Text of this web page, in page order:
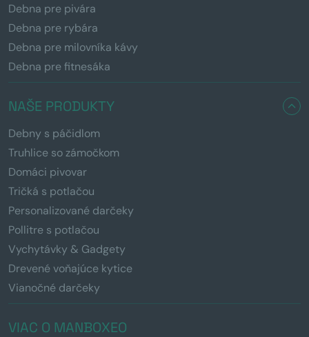
Debna pre pivára
Debna pre rybára
Debna pre milovníka kávy
Debna pre fitnesáka
NAŠE PRODUKTY
Debny s páčidlom
Truhlice so zámočkom
Domáci pivovar
Tričká s potlačou
Personalizované darčeky
Pollitre s potlačou
Vychytávky & Gadgety
Drevené voňajúce kytice
Vianočné darčeky
VIAC O MANBOXEO